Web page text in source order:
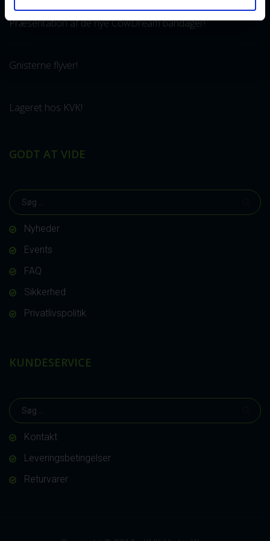
Præsentation af de nye CowDream bandager!
Gnisterne flyver!
Lageret hos KVK!
GODT AT VIDE
Nyheder
Events
FAQ
Sikkerhed
Privatlivspolitik
KUNDESERVICE
Kontakt
Leveringsbetingelser
Returvarer